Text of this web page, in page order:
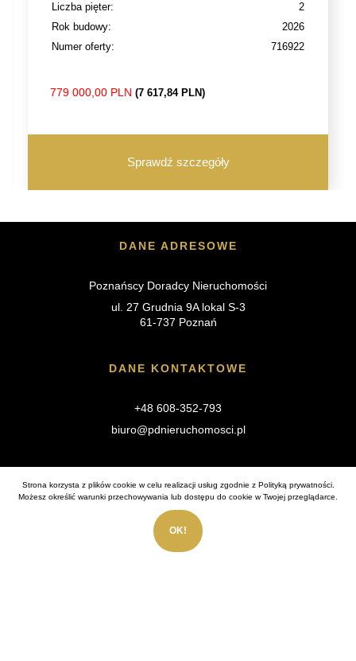
Liczba pięter:
2
Rok budowy:
2026
Numer oferty:
716922
779 000,00 PLN (7 617,84 PLN)
Sprawdź szczegóły
DANE ADRESOWE
Poznańscy Doradcy Nieruchomości
ul. 27 Grudnia 9A lokal S-3
61-737 Poznań
DANE KONTAKTOWE
+48 608-352-793
biuro@pdnieruchomosci.pl
O nas
Usługi
Strona korzysta z plików cookie w celu realizacji usług zgodnie z Polityką prywatności.
Możesz określić warunki przechowywania lub dostępu do cookie w Twojej przeglądarce.
OK!